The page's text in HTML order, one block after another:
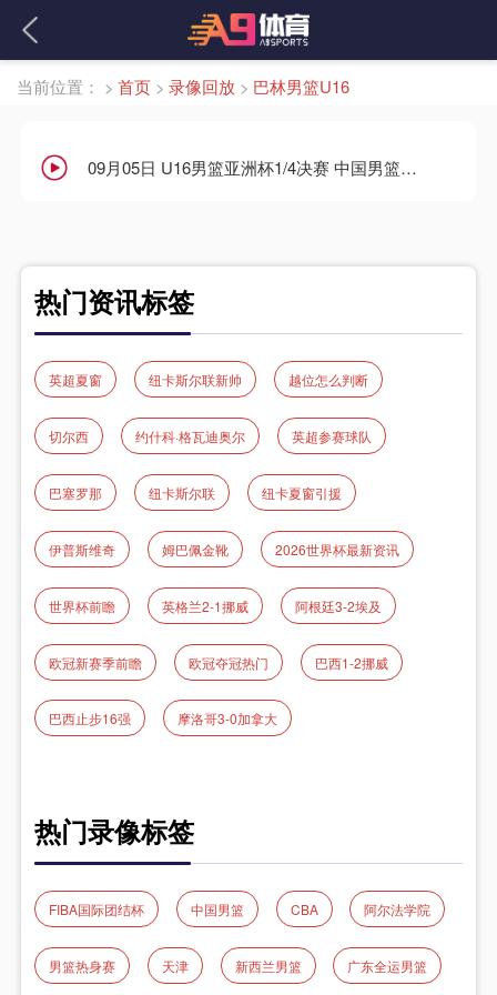
当前位置： > 首页 > 录像回放 > 巴林男篮U16
09月05日 U16男篮亚洲杯1/4决赛 中国男篮U16vs巴林男篮U16 全场录像回放
热门资讯标签
英超夏窗 纽卡斯尔联新帅 越位怎么判断
切尔西 约什科·格瓦迪奥尔 英超参赛球队
巴塞罗那 纽卡斯尔联 纽卡夏窗引援
伊普斯维奇 姆巴佩金靴 2026世界杯最新资讯
世界杯前瞻 英格兰2-1挪威 阿根廷3-2埃及
欧冠新赛季前瞻 欧冠夺冠热门 巴西1-2挪威
巴西止步16强 摩洛哥3-0加拿大
热门录像标签
FIBA国际团结杯 中国男篮 CBA 阿尔法学院
男篮热身赛 天津 新西兰男篮 广东全运男篮